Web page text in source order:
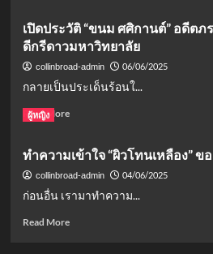
ให้
วัน
แม้
ใน
เร่ง
หนึ่ง
อุบล
ทีเด็ด
โดน
ชก
ศึก
มวยไทย
เปิดประวัติ “ขนม ศศิกานต์” อดีตภ
ดีกรีดาวมหาวิทยาลัย
collinbroad-admin 06/06/2025
กลายเป็นประเด็นร้อนใ...
Read MoreRead
เปิด
ประวัติ
ศศิ
กานต์”
ผู้หญิง
ทำความเข้าใจ “ผิวโทนเหลือง” ข
collinbroad-admin 04/06/2025
ก่อนอื่น เรามาทำความ...
Read MoreRead